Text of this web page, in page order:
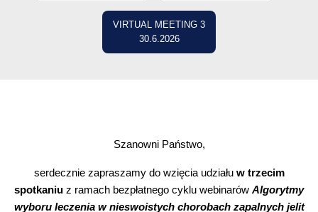
VIRTUAL MEETING 3
30.6.2026
Szanowni Państwo,
serdecznie zapraszamy do wzięcia udziału w trzecim
spotkaniu z ramach bezpłatnego cyklu webinarów Algorytmy
wyboru leczenia w nieswoistych chorobach zapalnych jelit